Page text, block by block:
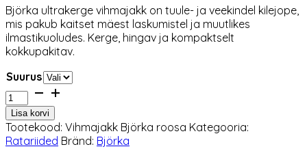
oli:
69,00 €.
on:
62,10 €.
Björka ultrakerge vihmajakk on tuule- ja veekindel kilejope,
mis pakub kaitset mäest laskumistel ja muutlikes
ilmastikuoludes. Kerge, hingav ja kompaktselt
kokkupakitav.
Suurus
Vihmajakk
Björka
roosa
kogus
Lisa korvi
Tootekood: Vihmajakk Björka roosa Kategooria:
Ratariided Bränd: Björka